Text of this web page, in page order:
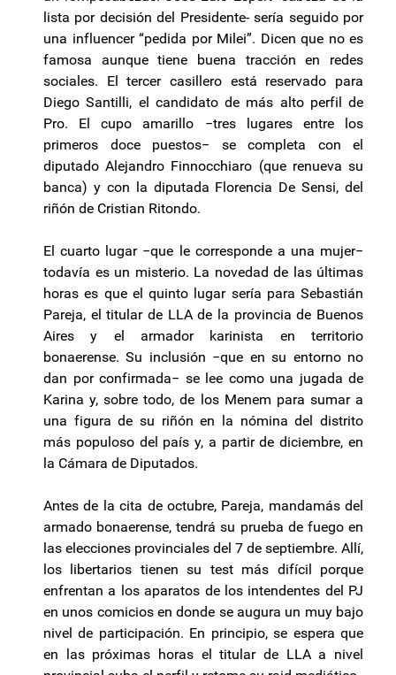
lista por decisión del Presidente- sería seguido por
una influencer “pedida por Milei”. Dicen que no es
famosa aunque tiene buena tracción en redes
sociales. El tercer casillero está reservado para
Diego Santilli, el candidato de más alto perfil de
Pro. El cupo amarillo −tres lugares entre los
primeros doce puestos− se completa con el
diputado Alejandro Finnocchiaro (que renueva su
banca) y con la diputada Florencia De Sensi, del
riñón de Cristian Ritondo.
El cuarto lugar −que le corresponde a una mujer−
todavía es un misterio. La novedad de las últimas
horas es que el quinto lugar sería para Sebastián
Pareja, el titular de LLA de la provincia de Buenos
Aires y el armador karinista en territorio
bonaerense. Su inclusión −que en su entorno no
dan por confirmada− se lee como una jugada de
Karina y, sobre todo, de los Menem para sumar a
una figura de su riñón en la nómina del distrito
más populoso del país y, a partir de diciembre, en
la Cámara de Diputados.
Antes de la cita de octubre, Pareja, mandamás del
armado bonaerense, tendrá su prueba de fuego en
las elecciones provinciales del 7 de septiembre. Allí,
los libertarios tienen su test más difícil porque
enfrentan a los aparatos de los intendentes del PJ
en unos comicios en donde se augura un muy bajo
nivel de participación. En principio, se espera que
en las próximas horas el titular de LLA a nivel